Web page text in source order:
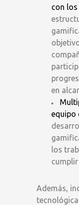
con
en
equipo
los
Además,